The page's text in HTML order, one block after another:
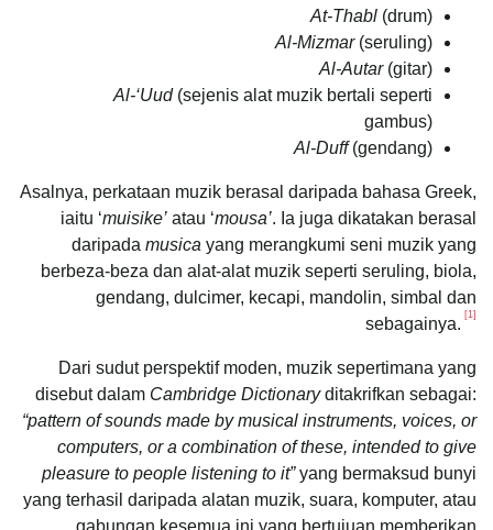
At-Thabl (drum)
Al-Mizmar(seruling)
Al-Autar(gitar)
Al-‘Uud(sejenis alat muzik bertali seperti
gambus)
Al-Duff(gendang)
Asalnya, perkataan muzik berasal daripada bahasa Greek,
iaitu ‘muisike’ atau ‘mousa’. Ia juga dikatakan berasal
daripada musica yang merangkumi seni muzik yang
berbeza-beza dan alat-alat muzik seperti seruling, biola,
gendang, dulcimer, kecapi, mandolin, simbal dan
sebagainya. [1]
Dari sudut perspektif moden, muzik sepertimana yang
disebut dalam Cambridge Dictionaryditakrifkan sebagai:
“pattern of sounds made by musical instruments, voices, or
computers, or a combination of these, intended to give
pleasure to people listening to it”yang bermaksud bunyi
yang terhasil daripada alatan muzik, suara, komputer, atau
gabungan kesemua ini yang bertujuan memberikan